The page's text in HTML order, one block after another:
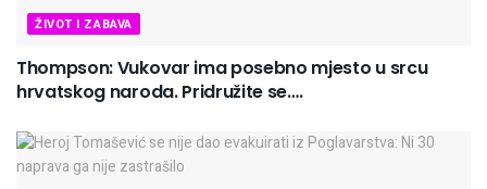
ŽIVOT I ZABAVA
Thompson: Vukovar ima posebno mjesto u srcu
hrvatskog naroda. Pridružite se….